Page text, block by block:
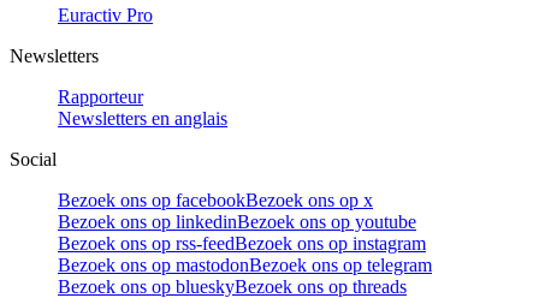
Euractiv Pro
Newsletters
Rapporteur
Newsletters en anglais
Social
Bezoek ons op facebookBezoek ons op x
Bezoek ons op linkedinBezoek ons op youtube
Bezoek ons op rss-feedBezoek ons op instagram
Bezoek ons op mastodonBezoek ons op telegram
Bezoek ons op blueskyBezoek ons op threads